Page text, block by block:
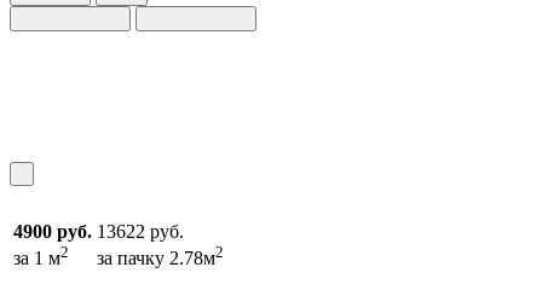
4900 руб.
за 1 м2
13622 руб.
за пачку 2.78м2